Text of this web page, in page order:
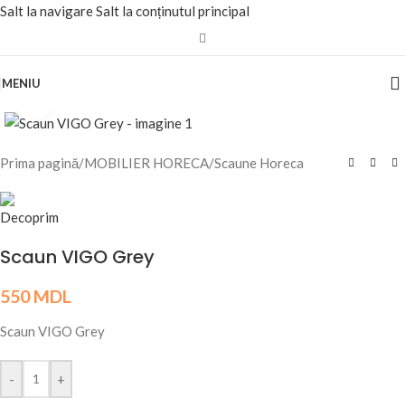
Salt la navigareSalt la conținutul principal
MENIU
Prima pagină/MOBILIER HORECA/Scaune Horeca
Scaun VIGO Grey
550MDL
Scaun VIGO Grey
- +